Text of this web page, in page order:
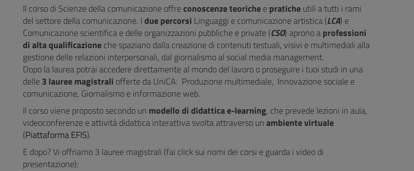
Il corso di Scienze della comunicazione offreconoscenze teorichee praticheutili a tutti i rami
del settore della comunicazione. Idue percorsi Linguaggi e comunicazione artistica (LCA) e
Comunicazione scientifica e delle organizzazioni pubbliche e private (CSO) aprono aprofessioni
di alta qualificazioneche spaziano dalla creazione di contenuti testuali, visivi e multimediali alla
gestione delle relazioni interpersonali, dal giornalismo al social media management.
Dopo la laurea potrai accedere direttamente al mondo del lavoro o proseguire i tuoi studi in una
delle 3 lauree magistrali offerte da UniCA: Produzione multimediale, Innovazione sociale e
comunicazione, Giornalismo e informazione web.
Il corso viene proposto secondo un modello di didattica e-learning, che prevede lezioni in aula,
videoconferenze e attività didattica interattiva svolta attraverso unambiente virtuale
(Piattaforma EFIS).
E dopo? Vi offriamo 3 lauree magistrali (fai click sui nomi dei corsi e guarda i video di
presentazione):